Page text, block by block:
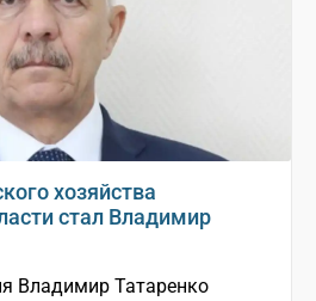
хозяйства
стал Владимир
Владимир Татаренко